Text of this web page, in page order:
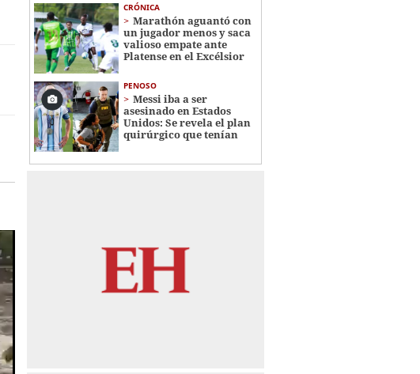
CRÓNICA
Marathón aguantó con
un jugador menos y saca
valioso empate ante
Platense en el Excélsior
PENOSO
Messi iba a ser
asesinado en Estados
Unidos: Se revela el plan
quirúrgico que tenían